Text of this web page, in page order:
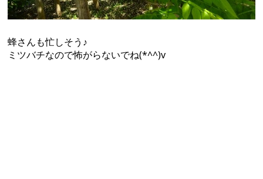
蜂さんも忙しそう♪
ミツバチなので怖がらないでね(*^^)v